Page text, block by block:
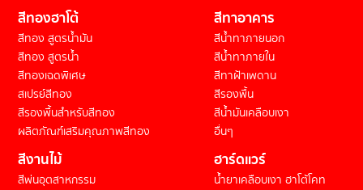
สีทองฮาโต้
สีทอง สูตรน้ำมัน
สีทอง สูตรน้ำ
สีทองเฉดพิเศษ
สเปรย์สีทอง
สีรองพื้นสำหรับสีทอง
ผลิตภัณฑ์เสริมคุณภาพสีทอง
สีทาอาคาร
สีน้ำทาภายนอก
สีน้ำทาภายใน
สีทาฝ้าเพดาน
สีรองพื้น
สีน้ำมันเคลือบเงา
อื่นๆ
สีงานไม้
สีพ่นอุตสาหกรรม
ฮาร์ดแวร์
น้ำยาเคลือบเงา ฮาโต้โคท